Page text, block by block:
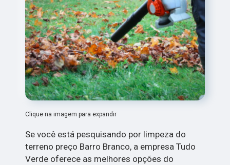
Clique na imagem para expandir
Se você está pesquisando por limpeza do
terreno preço Barro Branco, a empresa Tudo
Verde oferece as melhores opções do